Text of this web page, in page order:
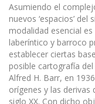
Asumiendo el
nuevos ‘espacios’
modalidad esencial es
laberíntico y barroco
establecer ciertas
posible cartografía
Alfred H. Barr, en
orígenes y las
siglo XX. Con dicho